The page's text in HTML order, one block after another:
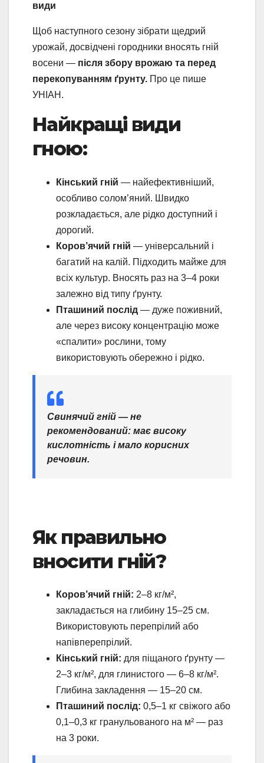
види
Щоб наступного сезону зібрати щедрий
урожай, досвідчені городники вносять гній
восени — після збору врожаю та перед
перекопуванням ґрунту. Про це пише
УНІАН.
Найкращі види
гною:
Кінський гній — найефективніший,
особливо солом’яний. Швидко
розкладається, але рідко доступний і
дорогий.
Коров’ячий гній — універсальний і
багатий на калій. Підходить майже для
всіх культур. Вносять раз на 3–4 роки
залежно від типу ґрунту.
Пташиний послід — дуже поживний,
але через високу концентрацію може
«спалити» рослини, тому
використовують обережно і рідко.
Свинячий гній — не
рекомендований: має високу
кислотність і мало корисних
речовин.
Як правильно
вносити гній?
Коров’ячий гній: 2–8 кг/м²,
закладається на глибину 15–25 см.
Використовують перепрілий або
напівперепрілий.
Кінський гній: для піщаного ґрунту —
2–3 кг/м², для глинистого — 6–8 кг/м².
Глибина закладення — 15–20 см.
Пташиний послід: 0,5–1 кг свіжого або
0,1–0,3 кг гранульованого на м² — раз
на 3 роки.